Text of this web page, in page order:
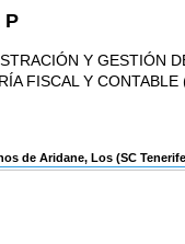
P
Y GESTIÓN
FISCAL Y
de Aridane, Los(SC